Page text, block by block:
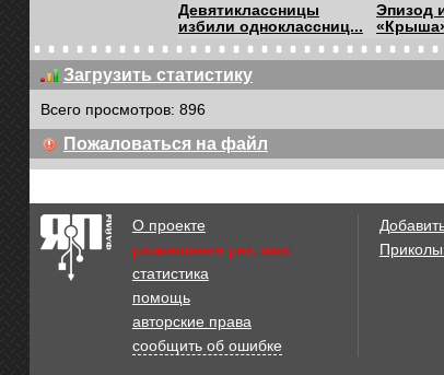
Девятиклассницы
избили одноклассниц...
Эпизод
03:21
ШОК СПАСЕНИЕ ДЕТЕЙ
В Китае
Пропала собака / The
dog was gone
Загрузить статистику
Всего просмотров: 896
Пожаловаться на файл
О проекте
размещение рекламы
статистика
помощь
авторские права
сообщить об ошибке